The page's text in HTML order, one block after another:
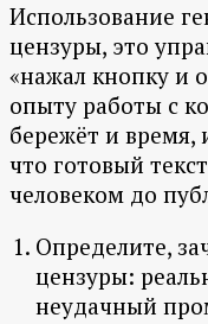
Использование
цензуры, это
«нажал кнопку и
опыту работы с
бережёт и время,
что готовый
человеком до
Определите,
цензуры:
неудачный